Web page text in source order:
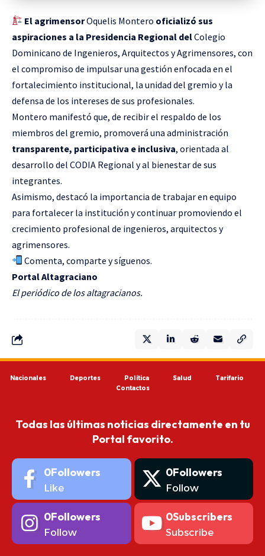
El agrimensorOquelis Montero oficializó sus
aspiraciones a la Presidencia Regional delColegio
Dominicano de Ingenieros, Arquitectos y Agrimensores, con
el compromiso de impulsar una gestión enfocada en el
fortalecimiento institucional, la unidad del gremio y la
defensa de los intereses de sus profesionales.
Montero manifestó que, de recibir el respaldo de los
miembros del gremio, promoverá una administración
transparente, participativa e inclusiva, orientada al
desarrollo del CODIA Regional y al bienestar de sus
integrantes.
Asimismo, destacó la importancia de trabajar en equipo
para fortalecer la institución y continuar promoviendo el
crecimiento profesional de ingenieros, arquitectos y
agrimensores.
Comenta, comparte y síguenos.
Portal Altagraciano
El periódico de los altagracianos.
Nacionales Deportes Política Salud
Tarifario
Contactos
Todas las últimas noticias directamente en tu
Portal favorito.
0Followers
Like
0Followers
Follow
0Followers
Follow
0Subscribers
Subscribe